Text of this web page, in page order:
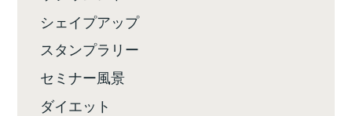
シェイプアップ
スタンプラリー
セミナー風景
ダイエット